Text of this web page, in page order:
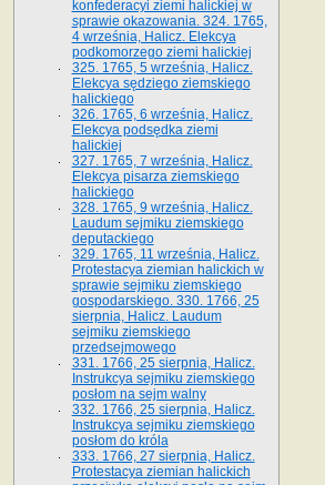
konfederacyi ziemi halickiej w
sprawie okazowania. 324. 1765,
4 września, Halicz. Elekcya
podkomorzego ziemi halickiej
325. 1765, 5 września, Halicz.
Elekcya sędziego ziemskiego
halickiego
326. 1765, 6 września, Halicz.
Elekcya podsędka ziemi
halickiej
327. 1765, 7 września, Halicz.
Elekcya pisarza ziemskiego
halickiego
328. 1765, 9 września, Halicz.
Laudum sejmiku ziemskiego
deputackiego
329. 1765, 11 września, Halicz.
Protestacya ziemian halickich w
sprawie sejmiku ziemskiego
gospodarskiego. 330. 1766, 25
sierpnia, Halicz. Laudum
sejmiku ziemskiego
przedsejmowego
331. 1766, 25 sierpnia, Halicz.
Instrukcya sejmiku ziemskiego
posłom na sejm walny
332. 1766, 25 sierpnia, Halicz.
Instrukcya sejmiku ziemskiego
posłom do króla
333. 1766, 27 sierpnia, Halicz.
Protestacya ziemian halickich